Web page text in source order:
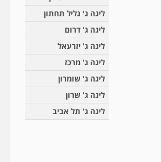
ליגה ג' גליל תחתון
ליגה ג' דרום
ליגה ג' יזרעאל
ליגה ג' מרכז
ליגה ג' שומרון
ליגה ג' שרון
ליגה ג' תל אביב